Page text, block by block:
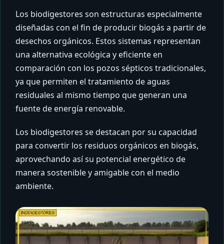
Los biodigestores son estructuras especialmente
diseñadas con el fin de producir biogás a partir de
desechos orgánicos. Estos sistemas representan
una alternativa ecológica y eficiente en
comparación con los pozos sépticos tradicionales,
ya que permiten el tratamiento de aguas
residuales al mismo tiempo que generan una
fuente de energía renovable.
Los biodigestores se destacan por su capacidad
para convertir los residuos orgánicos en biogás,
aprovechando así su potencial energético de
manera sostenible y amigable con el medio
ambiente.